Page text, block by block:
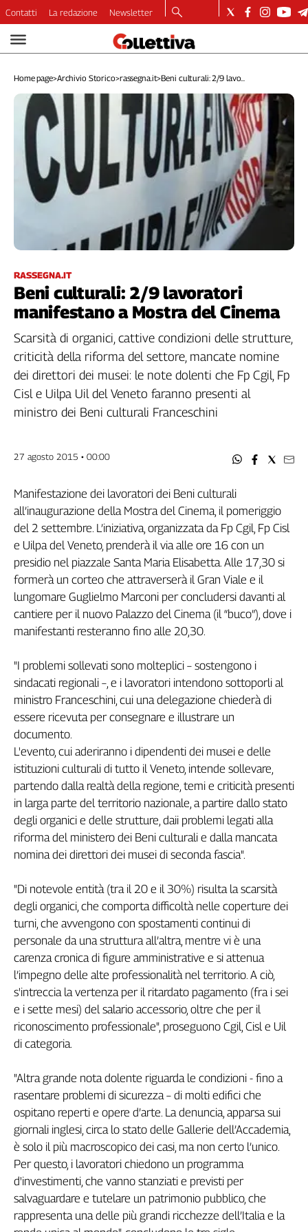
Video
Dirette
Longform
Copertine
Lavoro
Ambiente
Diritti
Internazionale
Categorie
Filcams
Filctem
Fillea
Filt
Fiom
Fisac
Fp
Slc
Spi
Inca
Caaf
Speciali
G8
di
Genova,
sangue
della
ragione
120
anni
Cgil
Collettiva
Academy
Collettiva
Play
Rubriche
Collettiva
Talk
settimana
Collettiva
Girasoli
Il
Sassolino
Linea
Economica
Tech
It
Easy
Idea
Diffusa
InFlai
Le
trasmissioni
tv
Work
in
Progress
Contatti La redazione Newsletter
Home page>Archivio Storico>rassegna.it>Beni culturali: 2/9 lavo...
RASSEGNA.IT
Beni culturali: 2/9 lavoratori
manifestano a Mostra del Cinema
Scarsità di organici, cattive condizioni delle strutture,
criticità della riforma del settore, mancate nomine
dei direttori dei musei: le note dolenti che Fp Cgil, Fp
Cisl e Uilpa Uil del Veneto faranno presenti al
ministro dei Beni culturali Franceschini
27 agosto 2015 • 00:00
Manifestazione dei lavoratori dei Beni culturali
all’inaugurazione della Mostra del Cinema, il pomeriggio
del 2 settembre. L’iniziativa, organizzata da Fp Cgil, Fp Cisl
e Uilpa del Veneto, prenderà il via alle ore 16 con un
presidio nel piazzale Santa Maria Elisabetta. Alle 17,30 si
formerà un corteo che attraverserà il Gran Viale e il
lungomare Guglielmo Marconi per concludersi davanti al
cantiere per il nuovo Palazzo del Cinema (il “buco”), dove i
manifestanti resteranno fino alle 20,30.
"I problemi sollevati sono molteplici – sostengono i
sindacati regionali –, e i lavoratori intendono sottoporli al
ministro Franceschini, cui una delegazione chiederà di
essere ricevuta per consegnare e illustrare un
documento.
L'evento, cui aderiranno i dipendenti dei musei e delle
istituzioni culturali di tutto il Veneto, intende sollevare,
partendo dalla realtà della regione, temi e criticità presenti
in larga parte del territorio nazionale, a partire dallo stato
degli organici e delle strutture, daii problemi legati alla
riforma del ministero dei Beni culturali e dalla mancata
nomina dei direttori dei musei di seconda fascia".
"Di notevole entità (tra il 20 e il 30%) risulta la scarsità
degli organici, che comporta difficoltà nelle coperture dei
turni, che avvengono con spostamenti continui di
personale da una struttura all’altra, mentre vi è una
carenza cronica di figure amministrative e si attenua
l’impegno delle alte professionalità nel territorio. A ciò,
s'intreccia la vertenza per il ritardato pagamento (fra i sei
e i sette mesi) del salario accessorio, oltre che per il
riconoscimento professionale", proseguono Cgil, Cisl e Uil
di categoria.
"Altra grande nota dolente riguarda le condizioni - fino a
rasentare problemi di sicurezza – di molti edifici che
ospitano reperti e opere d’arte. La denuncia, apparsa sui
giornali inglesi, circa lo stato delle Gallerie dell’Accademia,
è solo il più macroscopico dei casi, ma non certo l’unico.
Per questo, i lavoratori chiedono un programma
d'investimenti, che vanno stanziati e previsti per
salvaguardare e tutelare un patrimonio pubblico, che
rappresenta una delle più grandi ricchezze dell’Italia e la